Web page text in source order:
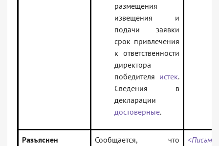
размещения
извещения и
подачи заявки
срок привлечения
к ответственности
директора
победителя истек.
Сведения в
декларации
достоверные.
Разъяснен
Сообщается, что